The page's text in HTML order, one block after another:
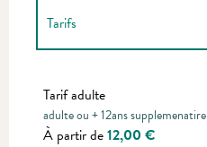
Tarifs
Tarif adulte
adulte ou + 12ans supplemenatire
À partir de12,00 €